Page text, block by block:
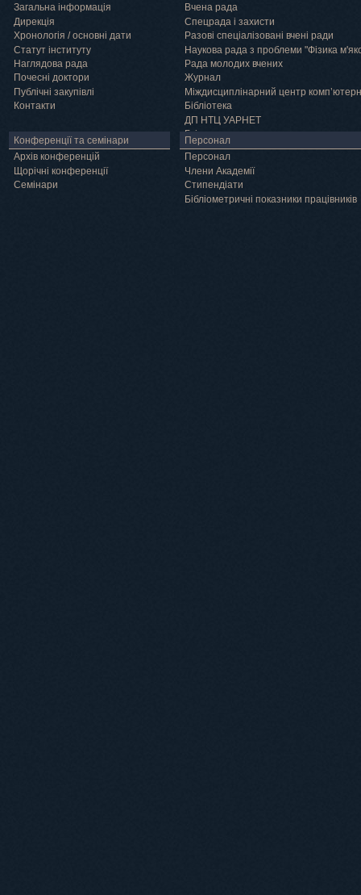
Загальна інформація
Дирекція
Хронологія / основні дати
Статут інституту
Наглядова рада
Почесні доктори
Публічні закупівлі
Контакти
Вчена рада
Спецрада і захисти
Разові спеціалізовані вчені ради
Наукова рада з проблеми "Фізика
Рада молодих вчених
Журнал
Міждисциплінарний центр
Бібліотека
ДП НТЦ УАРНЕТ
Грід
Конференції та семінари
Архів конференцій
Щорічні конференції
Семінари
Персонал
Персонал
Члени Академії
Cтипендіати
Бібліометричні показники працівників